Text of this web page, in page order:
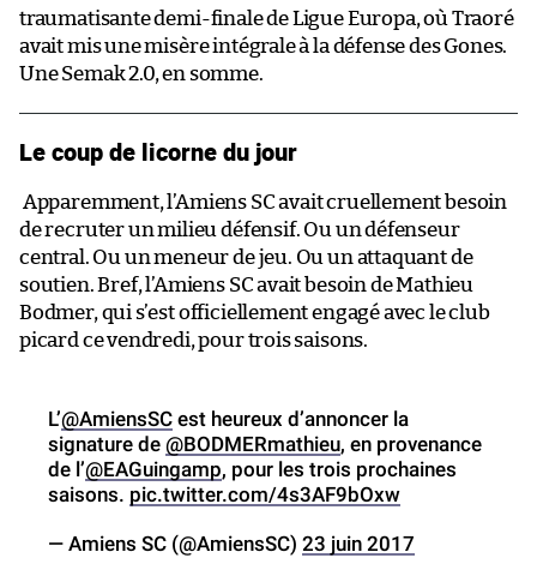
traumatisante demi-finale de Ligue Europa, où Traoré
avait mis une misère intégrale à la défense des Gones.
Une Semak 2.0, en somme.
Le coup de licorne du jour
Apparemment, l’Amiens SC avait cruellement besoin
de recruter un milieu défensif. Ou un défenseur
central. Ou un meneur de jeu. Ou un attaquant de
soutien. Bref, l’Amiens SC avait besoin de Mathieu
Bodmer, qui s’est officiellement engagé avec le club
picard ce vendredi, pour trois saisons.
L’@AmiensSC est heureux d’annoncer la
signature de @BODMERmathieu, en provenance
de l’@EAGuingamp, pour les trois prochaines
saisons. pic.twitter.com/4s3AF9bOxw
— Amiens SC (@AmiensSC) 23 juin 2017